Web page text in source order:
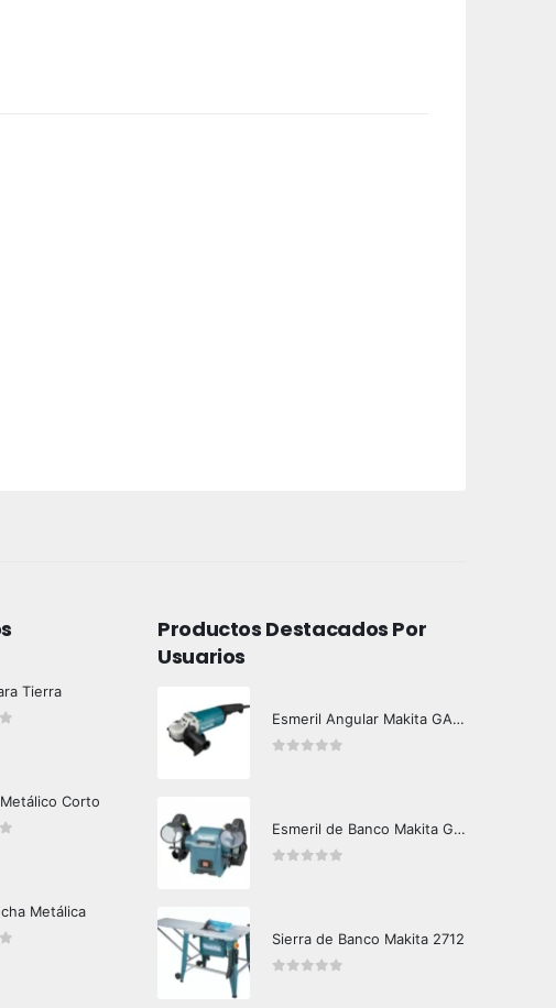
Tierra
Corto
Metálica
Productos Destacados Por
Usuarios
Esmeril Angular Makita GA9060
Esmeril de Banco Makita GB602
Sierra de Banco Makita 2712